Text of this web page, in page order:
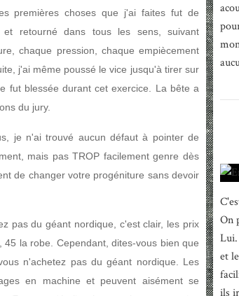
premières choses que j'ai faites fut de
retourné dans tous les sens, suivant
chaque pression, chaque empiècement
j'ai même poussé le vice jusqu'à tirer sur
fut blessée durant cet exercice. La bête a
du jury.
je n'ai trouvé aucun défaut à pointer de
mais pas TROP facilement genre dès
de changer votre progéniture sans devoir
pas du géant nordique, c'est clair, les prix
la robe. Cependant, dites-vous bien que
n'achetez pas du géant nordique. Les
en machine et peuvent aisément se
On
et
ils